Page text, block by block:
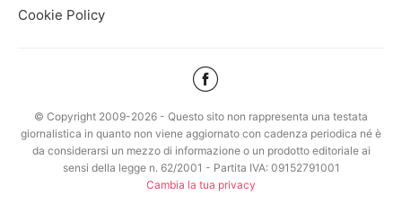
Cookie Policy
© Copyright 2009-2026 - Questo sito non rappresenta una testata
giornalistica in quanto non viene aggiornato con cadenza periodica né è
da considerarsi un mezzo di informazione o un prodotto editoriale ai
sensi della legge n. 62/2001 - Partita IVA: 09152791001
Cambia la tua privacy